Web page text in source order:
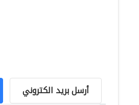
أرسل بريد الكتروني